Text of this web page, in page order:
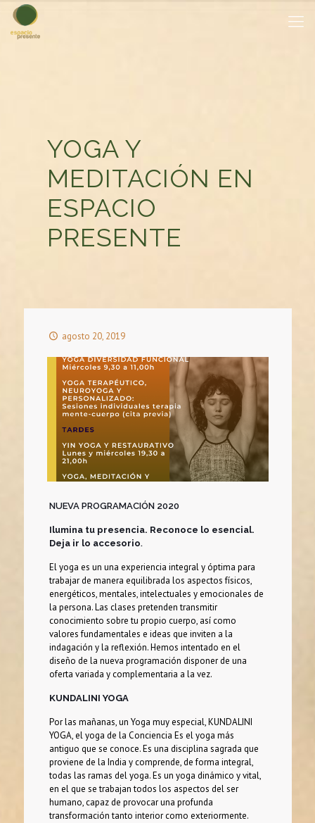
YOGA Y
MEDITACIÓN EN
ESPACIO
PRESENTE
agosto 20, 2019
NUEVA PROGRAMACIÓN 2020
Ilumina tu presencia. Reconoce lo esencial.
Deja ir lo accesorio.
El yoga es un una experiencia integral y óptima para
trabajar de manera equilibrada los aspectos físicos,
energéticos, mentales, intelectuales y emocionales de
la persona. Las clases pretenden transmitir
conocimiento sobre tu propio cuerpo, así como
valores fundamentales e ideas que inviten a la
indagación y la reflexión. Hemos intentado en el
diseño de la nueva programación disponer de una
oferta variada y complementaria a la vez.
KUNDALINI YOGA
Por las mañanas, un Yoga muy especial, KUNDALINI
YOGA, el yoga de la Conciencia Es el yoga más
antiguo que se conoce. Es una disciplina sagrada que
proviene de la India y comprende, de forma integral,
todas las ramas del yoga. Es un yoga dinámico y vital,
en el que se trabajan todos los aspectos del ser
humano, capaz de provocar una profunda
transformación tanto interior como exteriormente.